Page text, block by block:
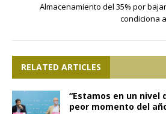
Almacenamiento del 35% por
condiciona
RELATED ARTICLES
“Estamos en un nivel
peor momento del